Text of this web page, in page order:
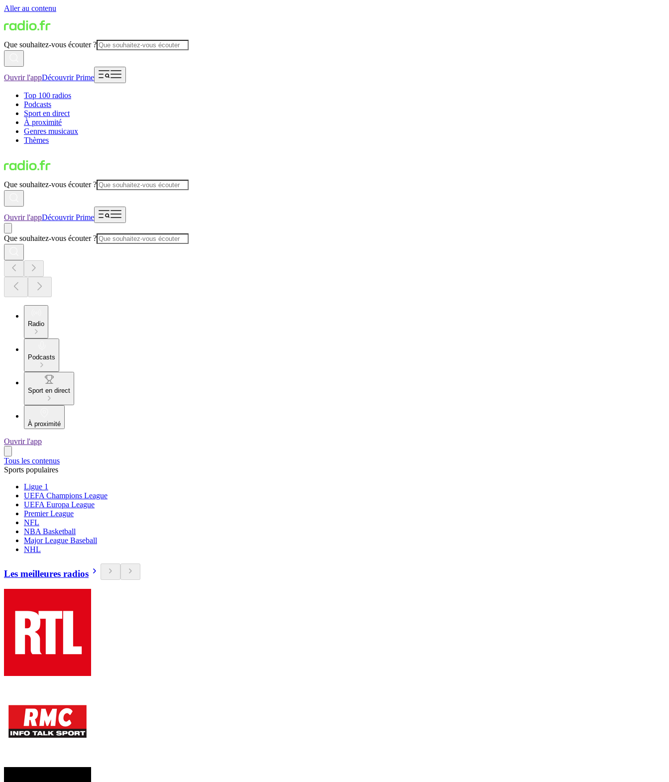
Aller au contenu
Que souhaitez-vous écouter ?
Ouvrir l'appDécouvrir Prime
Top 100 radios
Podcasts
Sport en direct
À proximité
Genres musicaux
Thèmes
Que souhaitez-vous écouter ?
Ouvrir l'appDécouvrir Prime
Que souhaitez-vous écouter ?
Radio
Podcasts
Sport en direct
À proximité
Ouvrir l'app
Tous les contenus
Sports populaires
Ligue 1
UEFA Champions League
UEFA Europa League
Premier League
NFL
NBA Basketball
Major League Baseball
NHL
Les meilleures radios